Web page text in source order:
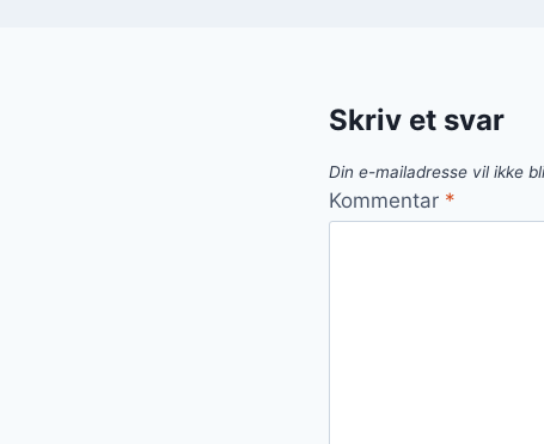
Skriv et svar
Din e-mailadresse vil ikke
Kommentar *